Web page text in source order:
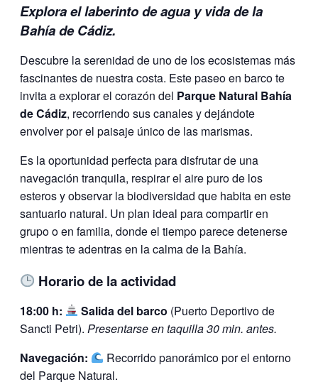
Explora el laberinto de agua y vida de la
Bahía de Cádiz.
Descubre la serenidad de uno de los ecosistemas más
fascinantes de nuestra costa. Este paseo en barco te
invita a explorar el corazón del Parque Natural Bahía
de Cádiz, recorriendo sus canales y dejándote
envolver por el paisaje único de las marismas.
Es la oportunidad perfecta para disfrutar de una
navegación tranquila, respirar el aire puro de los
esteros y observar la biodiversidad que habita en este
santuario natural. Un plan ideal para compartir en
grupo o en familia, donde el tiempo parece detenerse
mientras te adentras en la calma de la Bahía.
Horario de la actividad
18:00 h: Salida del barco (Puerto Deportivo de
Sancti Petri). Presentarse en taquilla 30 min. antes.
Navegación:
Recorrido panorámico por el entorno
del Parque Natural.